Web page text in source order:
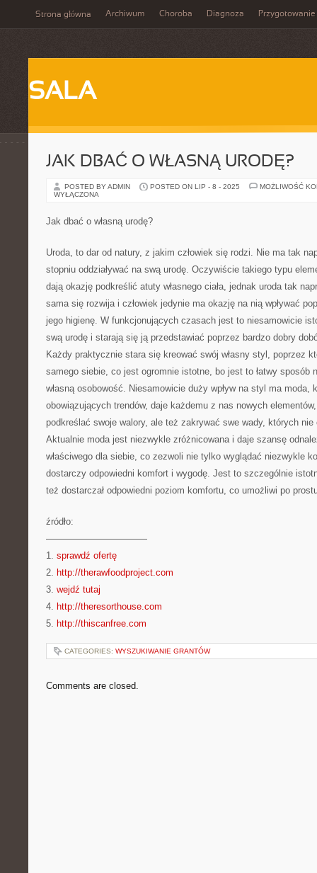
Strona główna Archiwum Choroba Diagnoza Przygotowanie
SALA
JAK DBAĆ O WŁASNĄ URODĘ?
POSTED BY ADMIN POSTED ON LIP - 8 - 2025
MOŻLIWOŚĆ
WYŁĄCZONA
Jak dbać o własną urodę?
Uroda, to dar od natury, z jakim człowiek się rodzi. Nie ma tak
stopniu oddziaływać na swą urodę. Oczywiście takiego typu
dają okazję podkreślić atuty własnego ciała, jednak uroda tak
sama się rozwija i człowiek jedynie ma okazję na nią wpływać
jego higienę. W funkcjonujących czasach jest to niesamowicie
swą urodę i starają się ją przedstawiać poprzez bardzo dobry
Każdy praktycznie stara się kreować swój własny styl, poprzez
samego siebie, co jest ogromnie istotne, bo jest to łatwy sposób
własną osobowość. Niesamowicie duży wpływ na styl ma moda,
obowiązujących trendów, daje każdemu z nas nowych
podkreślać swoje walory, ale też zakrywać swe wady, których
Aktualnie moda jest niezwykle zróżnicowana i daje szansę
właściwego dla siebie, co zezwoli nie tylko wyglądać niezwykle
dostarczy odpowiedni komfort i wygodę. Jest to szczególnie
też dostarczał odpowiedni poziom komfortu, co umożliwi po
źródło:
———————————
1. sprawdź ofertę
2. http://therawfoodproject.com
3. wejdź tutaj
4. http://theresorthouse.com
5. http://thiscanfree.com
CATEGORIES: WYSZUKIWANIE GRANTÓW
Comments are closed.